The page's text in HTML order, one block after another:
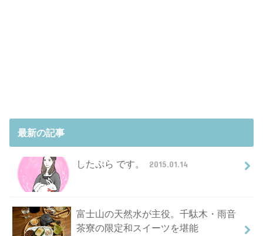
最新の記事
したぷら です。 2015.01.14
富士山の天然水が主役。千駄木・雨音
茶寮の限定和スイーツを堪能